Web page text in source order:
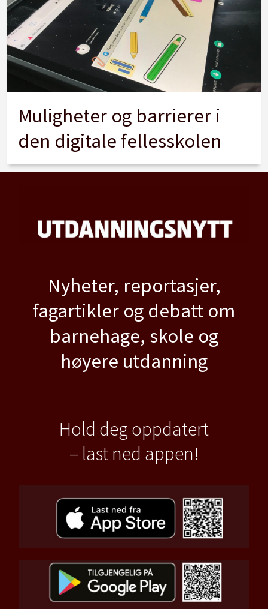
Muligheter og barrierer i
den digitale fellesskolen
Nyheter, reportasjer,
fagartikler og debatt om
barnehage, skole og
høyere utdanning
Hold deg oppdatert
– last ned appen!